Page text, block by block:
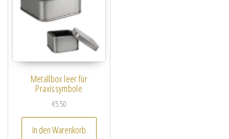
Metallbox leer für
Praxissymbole
€5.50
In den Warenkorb